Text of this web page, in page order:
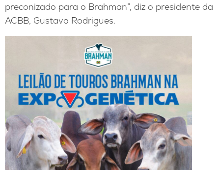
preconizado para o Brahman”, diz o presidente da
ACBB, Gustavo Rodrigues.